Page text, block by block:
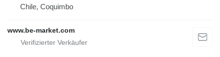
Chile, Coquimbo
www.be-market.com